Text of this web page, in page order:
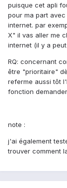
puisque cet apli
pour ma part
internet. par
X" il vas aller me
internet (il y a
RQ: concernant
être "prioritaire"
referme aussi tôt
fonction demander
note :
j'ai également
trouver comment